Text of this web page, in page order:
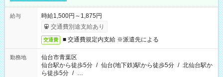
給与
時給1,500円～1,875円
交通費別途支給あり
交通費 ■ 交通費規定内支給 ※派遣先による
勤務地
仙台市青葉区
仙台駅から徒歩5分 / 仙台(地下鉄)駅から徒歩5分 / 北仙台駅か
ら徒歩5分 / …